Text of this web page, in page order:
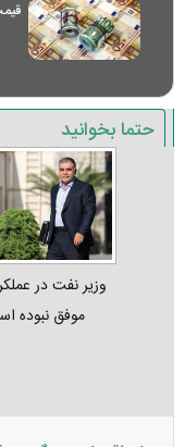
حتما بخوانید
وزیر نفت در
موفق نبوده